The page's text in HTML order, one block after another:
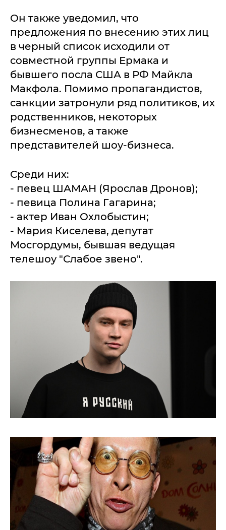
Он также уведомил, что
предложения по внесению этих лиц
в черный список исходили от
совместной группы Ермака и
бывшего посла США в РФ Майкла
Макфола. Помимо пропагандистов,
санкции затронули ряд политиков, их
родственников, некоторых
бизнесменов, а также
представителей шоу-бизнеса.
Среди них:
- певец ШАМАН (Ярослав Дронов);
- певица Полина Гагарина;
- актер Иван Охлобыстин;
- Мария Киселева, депутат
Мосгордумы, бывшая ведущая
телешоу "Слабое звено".